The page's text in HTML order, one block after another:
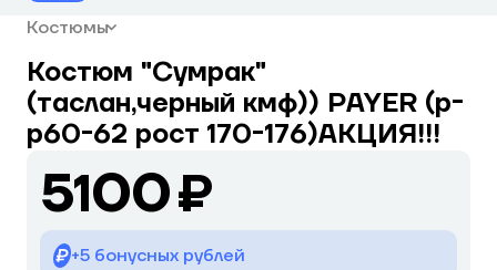
Костюмы
Костюм "Сумрак"
(таслан,черный кмф)) PAYER (р-
р60-62 рост 170-176)АКЦИЯ!!!
5100 ₽
+5 бонусных рублей